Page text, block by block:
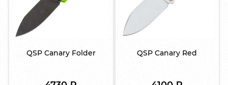
QSP Canary Folder QSP Canary Red